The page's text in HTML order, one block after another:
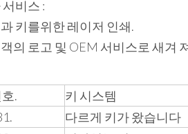
비스 :
키를위한 레이저 인쇄.
의 로고 및 OEM 서비스로 새겨
. 키 시스템
다르게 키가 왔습니다